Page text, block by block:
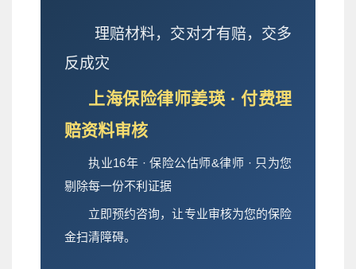
理赔材料，交对才有赔，交多
反成灾
上海保险律师姜瑛 · 付费理
赔资料审核
执业16年 · 保险公估师&律师 · 只为您
剔除每一份不利证据
立即预约咨询，让专业审核为您的保险
金扫清障碍。